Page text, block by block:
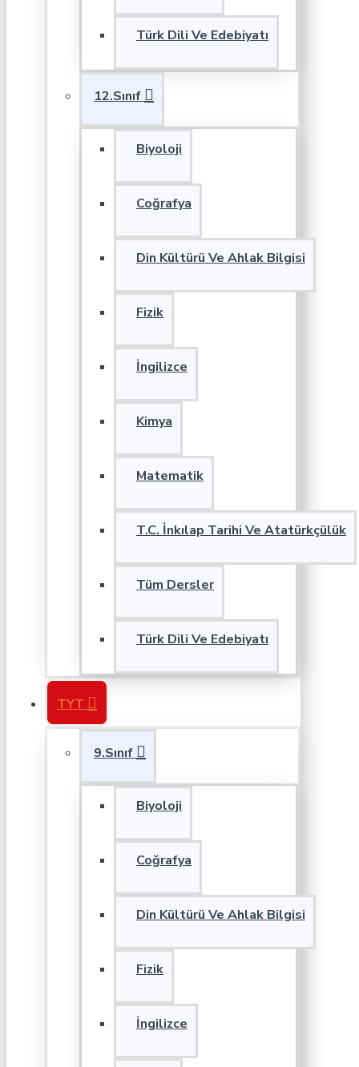
Türk Dili Ve Edebiyatı
12.Sınıf
Biyoloji
Coğrafya
Din Kültürü Ve Ahlak Bilgisi
Fizik
İngilizce
Kimya
Matematik
T.C. İnkılap Tarihi Ve Atatürkçülük
Tüm Dersler
Türk Dili Ve Edebiyatı
TYT
9.Sınıf
Biyoloji
Coğrafya
Din Kültürü Ve Ahlak Bilgisi
Fizik
İngilizce